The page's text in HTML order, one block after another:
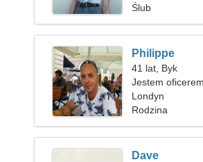
Ślub
Philippe
41 lat, Byk
Jestem
kobieta
Londyn
Rodzina
Dave